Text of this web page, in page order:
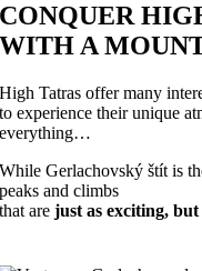
CONQUER
WITH A
High Tatras offer many
to experience their unique
everything…
While Gerlachovský štít is
peaks and climbs
that arejust as exciting,